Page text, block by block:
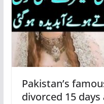
Pakistan’s
divorced 15